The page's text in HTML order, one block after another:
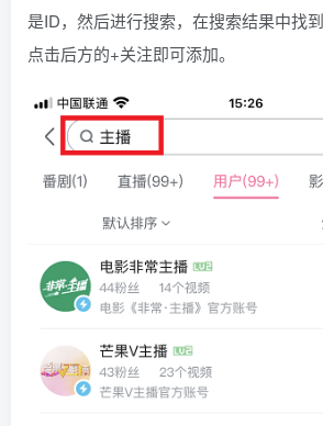
是ID，然后进行搜索，在搜索结果中找
点击后方的+关注即可添加。